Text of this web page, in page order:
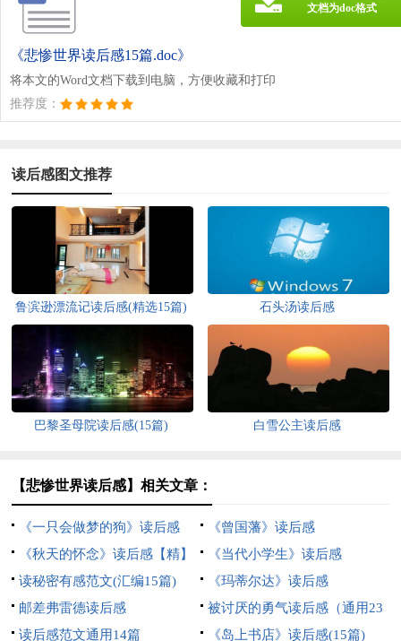
《悲惨世界读后感15篇.doc》
将本文的Word文档下载到电脑，方便收藏和打印
推荐度：
文档为doc格式
读后感图文推荐
鲁滨逊漂流记读后感(精选15篇) 石头汤读后感
巴黎圣母院读后感(15篇) 白雪公主读后感
【悲惨世界读后感】相关文章：
《一只会做梦的狗》读后感
《曾国藩》读后感
《秋天的怀念》读后感【精】
《当代小学生》读后感
读秘密有感范文(汇编15篇)
《玛蒂尔达》读后感
邮差弗雷德读后感
被讨厌的勇气读后感（通用23
篇）
读后感范文通用14篇 《岛上书店》读后感(15篇)